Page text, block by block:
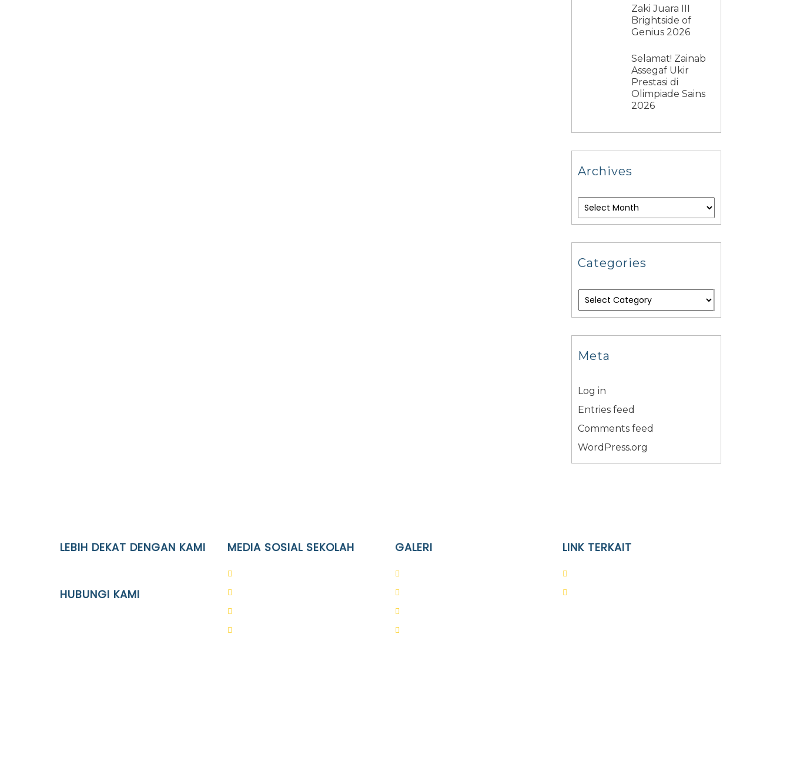
Zaki Juara III
Brightside of
Genius 2026
Selamat! Zainab
Assegaf Ukir
Prestasi di
Olimpiade Sains
2026
Archives
Categories
Meta
Log in
Entries feed
Comments feed
WordPress.org
LEBIH DEKAT DENGAN KAMI
HUBUNGI KAMI
MEDIA SOSIAL SEKOLAH GALERI LINK TERKAIT